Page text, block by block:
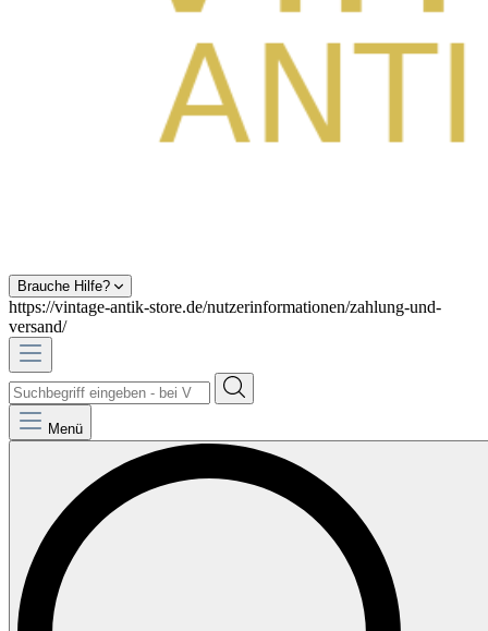
Brauche Hilfe?
https://vintage-antik-store.de/nutzerinformationen/zahlung-und-
versand/
Menü